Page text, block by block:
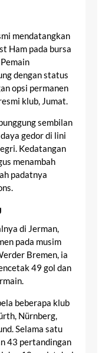
mendatangkan
Ham pada bursa
dengan status
opsi permanen
klub, Jumat.
sembilan
gedor di lini
Kedatangan
menambah
padatnya
di Jerman,
pada musim
Bremen, ia
49 gol dan
beberapa klub
Nürnberg,
Selama satu
43 pertandingan